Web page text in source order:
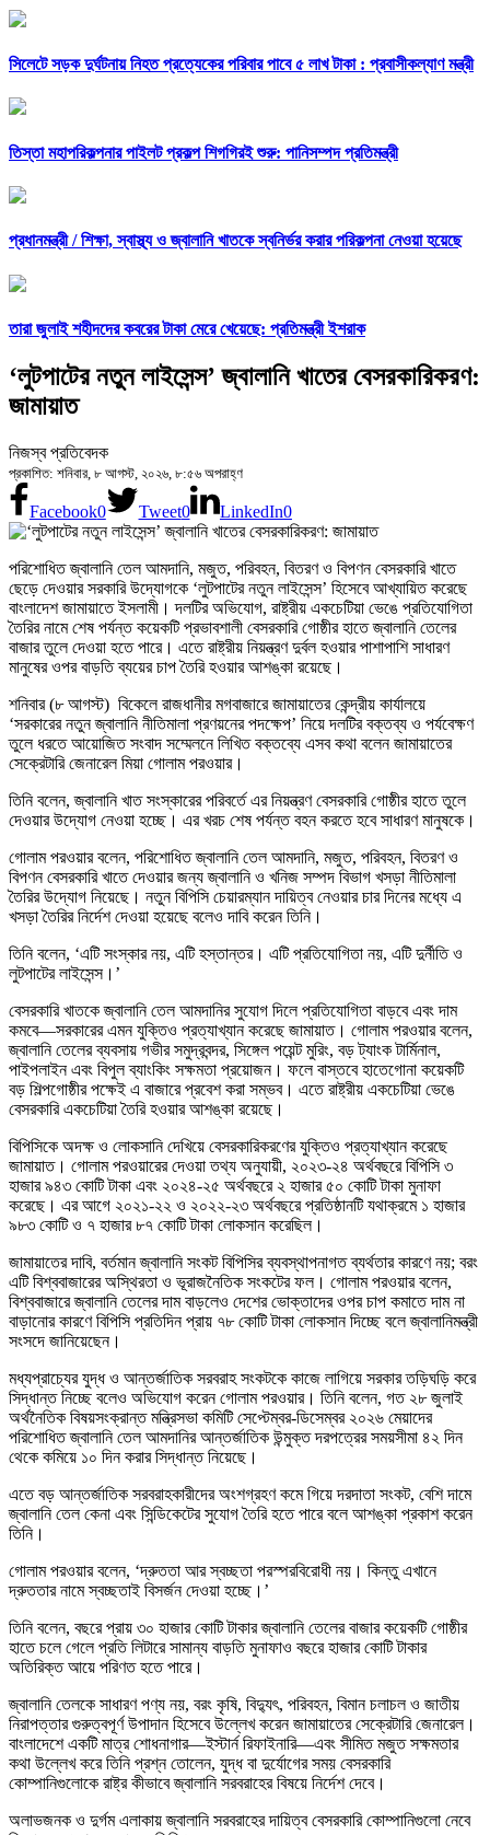
সিলেটে সড়ক দুর্ঘটনায় নিহত প্রত্যেকের পরিবার পাবে ৫ লাখ টাকা : প্রবাসীকল্যাণ মন্ত্রী
তিস্তা মহাপরিকল্পনার পাইলট প্রকল্প শিগগিরই শুরু: পানিসম্পদ প্রতিমন্ত্রী
প্রধানমন্ত্রী /শিক্ষা, স্বাস্থ্য ও জ্বালানি খাতকে স্বনির্ভর করার পরিকল্পনা নেওয়া হয়েছে
তারা জুলাই শহীদদের কবরের টাকা মেরে খেয়েছে: প্রতিমন্ত্রী ইশরাক
‘লুটপাটের নতুন লাইসেন্স’ জ্বালানি খাতের বেসরকারিকরণ:
জামায়াত
নিজস্ব প্রতিবেদক
প্রকাশিত: শনিবার, ৮ আগস্ট, ২০২৬, ৮:৫৬ অপরাহ্ণ
Facebook0 Tweet0 LinkedIn0
পরিশোধিত জ্বালানি তেল আমদানি, মজুত, পরিবহন, বিতরণ ও বিপণন বেসরকারি খাতে
ছেড়ে দেওয়ার সরকারি উদ্যোগকে ‘লুটপাটের নতুন লাইসেন্স’ হিসেবে আখ্যায়িত করেছে
বাংলাদেশ জামায়াতে ইসলামী। দলটির অভিযোগ, রাষ্ট্রীয় একচেটিয়া ভেঙে প্রতিযোগিতা
তৈরির নামে শেষ পর্যন্ত কয়েকটি প্রভাবশালী বেসরকারি গোষ্ঠীর হাতে জ্বালানি তেলের
বাজার তুলে দেওয়া হতে পারে। এতে রাষ্ট্রীয় নিয়ন্ত্রণ দুর্বল হওয়ার পাশাপাশি সাধারণ
মানুষের ওপর বাড়তি ব্যয়ের চাপ তৈরি হওয়ার আশঙ্কা রয়েছে।
শনিবার (৮ আগস্ট) বিকেলে রাজধানীর মগবাজারে জামায়াতের কেন্দ্রীয় কার্যালয়ে
‘সরকারের নতুন জ্বালানি নীতিমালা প্রণয়নের পদক্ষেপ’ নিয়ে দলটির বক্তব্য ও পর্যবেক্ষণ
তুলে ধরতে আয়োজিত সংবাদ সম্মেলনে লিখিত বক্তব্যে এসব কথা বলেন জামায়াতের
সেক্রেটারি জেনারেল মিয়া গোলাম পরওয়ার।
তিনি বলেন, জ্বালানি খাত সংস্কারের পরিবর্তে এর নিয়ন্ত্রণ বেসরকারি গোষ্ঠীর হাতে তুলে
দেওয়ার উদ্যোগ নেওয়া হচ্ছে। এর খরচ শেষ পর্যন্ত বহন করতে হবে সাধারণ মানুষকে।
গোলাম পরওয়ার বলেন, পরিশোধিত জ্বালানি তেল আমদানি, মজুত, পরিবহন, বিতরণ ও
বিপণন বেসরকারি খাতে দেওয়ার জন্য জ্বালানি ও খনিজ সম্পদ বিভাগ খসড়া নীতিমালা
তৈরির উদ্যোগ নিয়েছে। নতুন বিপিসি চেয়ারম্যান দায়িত্ব নেওয়ার চার দিনের মধ্যে এ
খসড়া তৈরির নির্দেশ দেওয়া হয়েছে বলেও দাবি করেন তিনি।
তিনি বলেন, ‘এটি সংস্কার নয়, এটি হস্তান্তর। এটি প্রতিযোগিতা নয়, এটি দুর্নীতি ও
লুটপাটের লাইসেন্স।’
বেসরকারি খাতকে জ্বালানি তেল আমদানির সুযোগ দিলে প্রতিযোগিতা বাড়বে এবং দাম
কমবে—সরকারের এমন যুক্তিও প্রত্যাখ্যান করেছে জামায়াত। গোলাম পরওয়ার বলেন,
জ্বালানি তেলের ব্যবসায় গভীর সমুদ্রবন্দর, সিঙ্গেল পয়েন্ট মুরিং, বড় ট্যাংক টার্মিনাল,
পাইপলাইন এবং বিপুল ব্যাংকিং সক্ষমতা প্রয়োজন। ফলে বাস্তবে হাতেগোনা কয়েকটি
বড় শিল্পগোষ্ঠীর পক্ষেই এ বাজারে প্রবেশ করা সম্ভব। এতে রাষ্ট্রীয় একচেটিয়া ভেঙে
বেসরকারি একচেটিয়া তৈরি হওয়ার আশঙ্কা রয়েছে।
বিপিসিকে অদক্ষ ও লোকসানি দেখিয়ে বেসরকারিকরণের যুক্তিও প্রত্যাখ্যান করেছে
জামায়াত। গোলাম পরওয়ারের দেওয়া তথ্য অনুযায়ী, ২০২৩-২৪ অর্থবছরে বিপিসি ৩
হাজার ৯৪৩ কোটি টাকা এবং ২০২৪-২৫ অর্থবছরে ২ হাজার ৫০ কোটি টাকা মুনাফা
করেছে। এর আগে ২০২১-২২ ও ২০২২-২৩ অর্থবছরে প্রতিষ্ঠানটি যথাক্রমে ১ হাজার
৯৮৩ কোটি ও ৭ হাজার ৮৭ কোটি টাকা লোকসান করেছিল।
জামায়াতের দাবি, বর্তমান জ্বালানি সংকট বিপিসির ব্যবস্থাপনাগত ব্যর্থতার কারণে নয়; বরং
এটি বিশ্ববাজারের অস্থিরতা ও ভূরাজনৈতিক সংকটের ফল। গোলাম পরওয়ার বলেন,
বিশ্ববাজারে জ্বালানি তেলের দাম বাড়লেও দেশের ভোক্তাদের ওপর চাপ কমাতে দাম না
বাড়ানোর কারণে বিপিসি প্রতিদিন প্রায় ৭৮ কোটি টাকা লোকসান দিচ্ছে বলে জ্বালানিমন্ত্রী
সংসদে জানিয়েছেন।
মধ্যপ্রাচ্যের যুদ্ধ ও আন্তর্জাতিক সরবরাহ সংকটকে কাজে লাগিয়ে সরকার তড়িঘড়ি করে
সিদ্ধান্ত নিচ্ছে বলেও অভিযোগ করেন গোলাম পরওয়ার। তিনি বলেন, গত ২৮ জুলাই
অর্থনৈতিক বিষয়সংক্রান্ত মন্ত্রিসভা কমিটি সেপ্টেম্বর-ডিসেম্বর ২০২৬ মেয়াদের
পরিশোধিত জ্বালানি তেল আমদানির আন্তর্জাতিক উন্মুক্ত দরপত্রের সময়সীমা ৪২ দিন
থেকে কমিয়ে ১০ দিন করার সিদ্ধান্ত নিয়েছে।
এতে বড় আন্তর্জাতিক সরবরাহকারীদের অংশগ্রহণ কমে গিয়ে দরদাতা সংকট, বেশি দামে
জ্বালানি তেল কেনা এবং সিন্ডিকেটের সুযোগ তৈরি হতে পারে বলে আশঙ্কা প্রকাশ করেন
তিনি।
গোলাম পরওয়ার বলেন, ‘দ্রুততা আর স্বচ্ছতা পরস্পরবিরোধী নয়। কিন্তু এখানে
দ্রুততার নামে স্বচ্ছতাই বিসর্জন দেওয়া হচ্ছে।’
তিনি বলেন, বছরে প্রায় ৩০ হাজার কোটি টাকার জ্বালানি তেলের বাজার কয়েকটি গোষ্ঠীর
হাতে চলে গেলে প্রতি লিটারে সামান্য বাড়তি মুনাফাও বছরে হাজার কোটি টাকার
অতিরিক্ত আয়ে পরিণত হতে পারে।
জ্বালানি তেলকে সাধারণ পণ্য নয়, বরং কৃষি, বিদ্যুৎ, পরিবহন, বিমান চলাচল ও জাতীয়
নিরাপত্তার গুরুত্বপূর্ণ উপাদান হিসেবে উল্লেখ করেন জামায়াতের সেক্রেটারি জেনারেল।
বাংলাদেশে একটি মাত্র শোধনাগার—ইস্টার্ন রিফাইনারি—এবং সীমিত মজুত সক্ষমতার
কথা উল্লেখ করে তিনি প্রশ্ন তোলেন, যুদ্ধ বা দুর্যোগের সময় বেসরকারি
কোম্পানিগুলোকে রাষ্ট্র কীভাবে জ্বালানি সরবরাহের বিষয়ে নির্দেশ দেবে।
অলাভজনক ও দুর্গম এলাকায় জ্বালানি সরবরাহের দায়িত্ব বেসরকারি কোম্পানিগুলো নেবে